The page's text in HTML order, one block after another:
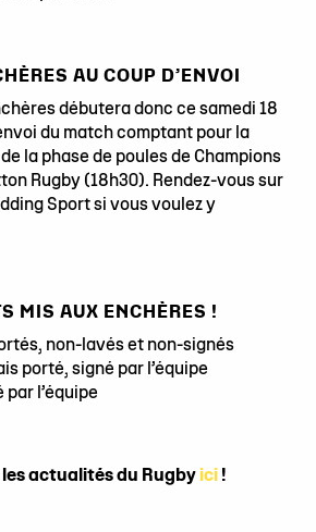
AU COUP D’ENVOI
débutera donc ce samedi 18
du match comptant pour la
la phase de poules de Champions
Rugby (18h30). Rendez-vous sur
Sport si vous voulez y
MIS AUX ENCHÈRES !
non-lavés et non-signés
porté, signé par l’équipe
par l’équipe
actualités du Rugby ici !